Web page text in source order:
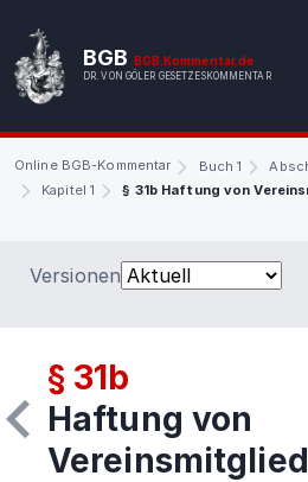
BGB BGB.Kommentar.de
DR. VON GÖLER GESETZESKOMMENTAR
Online BGB-Kommentar Buch 1
Kapitel 1
§ 31b Haftung von
Versionen
§ 31b
Haftung von